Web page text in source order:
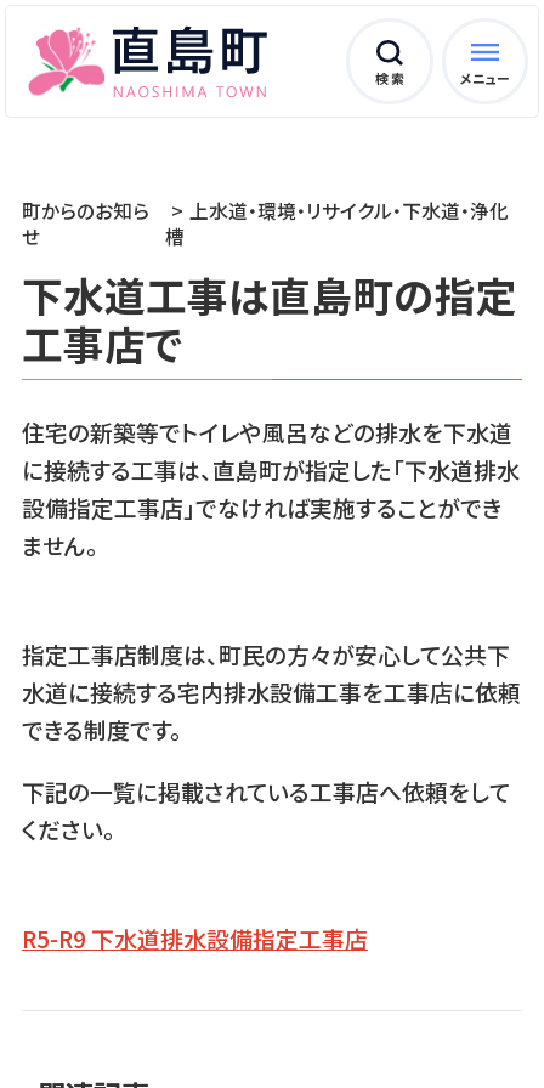
検 索 メニュー
町からのお知ら
せ
上水道・環境・リサイクル・下水道・浄化
槽
下水道工事は直島町の指定
工事店で
住宅の新築等でトイレや風呂などの排水を下水道
に接続する工事は、直島町が指定した「下水道排水
設備指定工事店」でなければ実施することができ
ません。
指定工事店制度は、町民の方々が安心して公共下
水道に接続する宅内排水設備工事を工事店に依頼
できる制度です。
下記の一覧に掲載されている工事店へ依頼をして
ください。
R5-R9 下水道排水設備指定工事店